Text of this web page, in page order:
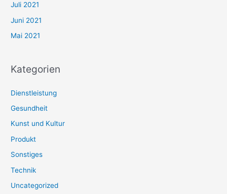
Juli 2021
Juni 2021
Mai 2021
Kategorien
Dienstleistung
Gesundheit
Kunst und Kultur
Produkt
Sonstiges
Technik
Uncategorized